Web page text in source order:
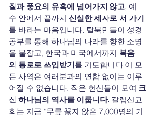
질과 풍요의 유혹에 넘어가지 않고, 예
수 안에서 끝까지 신실한 제자로 서 가기
를 바라는 마음입니다. 탈북민들이 성경
공부를 통해 하나님의 나라를 향한 소명
을 붙잡고, 한국과 미국에서까지 복음
의 통로로 쓰임받기를 기도합니다.이 모
든 사역은 여러분과의 연합 없이는 이루
어질 수 없습니다. 작은 헌신들이 모여 크
신 하나님의 역사를 이룹니다. 갈렙선교
회는 지금 “무릎 꿇지 않은 7,000명의 기